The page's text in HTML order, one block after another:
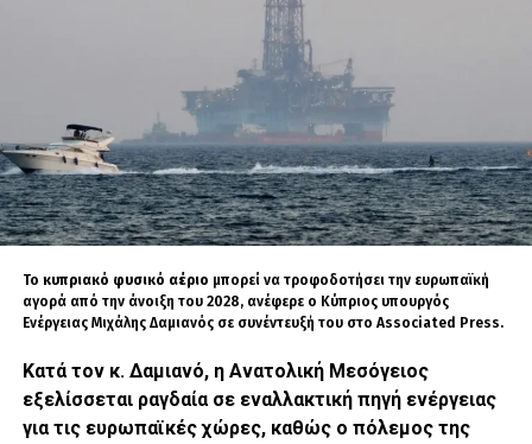
Ο δήμαρχος της Άγκυρας Μανσούρ Γιαβάς, ένα
από τα πιο δημοφιλή πρόσωπα της τουρκικής
αντιπολίτευσης, έδωσε «σκληρή» απάντηση
στον Ισραηλινό υπουργό Άμυνας Ισραέλ Κατς,
μετά τις έντονες δηλώσεις του τελευταίου για
τον Τούρκο υπουργό Εσωτερικών.Σε ανάρτησή
του στο Χ (πρώην Twitter) ο Γιαβάς
έγραψε:«Στον Ισραηλινό υπουργό που κάνει
απαράδεκτες δηλώσεις για την Ιερουσαλήμ,
θέλω να υπενθυμίσω:
Κανείς δεν μπορεί να κοιτάζει από πάνω τη
έθνος, ούτε να δείχνει με το δάχτυλο την
ιστορία μας.
Το κυπριακό φυσικό αέριο μπορεί να τροφοδοτήσει την ευρωπαϊκή
αγορά από την άνοιξη του 2028, ανέφερε ο Κύπριος υπουργός
Ενέργειας Μιχάλης Δαμιανός σε συνέντευξή του στο Associated Press.
Κατά τον κ. Δαμιανό, η Ανατολική Μεσόγειος
εξελίσσεται ραγδαία σε εναλλακτική πηγή ενέργειας
για τις ευρωπαϊκές χώρες, καθώς ο πόλεμος της